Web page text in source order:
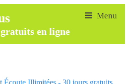
en ligne
Illimitées - 30 jours gratuits.